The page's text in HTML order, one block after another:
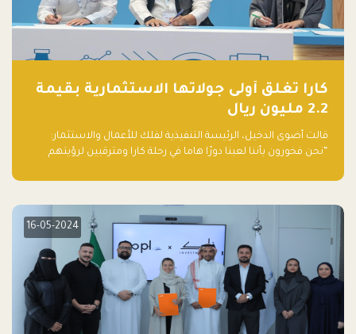
كارا تغلق أولى جولاتها الاستثمارية بقيمة
2.2 مليون ريال
قالت أضوى الدخيل، الرئيسة التنفيذية لفلك للأعمال والاستثمار:
“نحن فخورون بأننا لعبنا دورًا هاما في رحلة كارا ومترقبين لرؤيتهم
جيدًا لكوكبنا فحسب، بل إنه جيد أيضًا للأعمال”.
16-05-2024